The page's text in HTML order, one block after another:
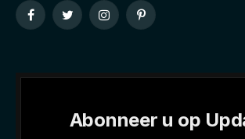
FacebookTwitterInstagramPinterest
Abonneer u op